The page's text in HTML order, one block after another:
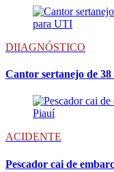
DIIAGNÓSTICO
Cantor sertanejo de
ACIDENTE
Pescador cai de